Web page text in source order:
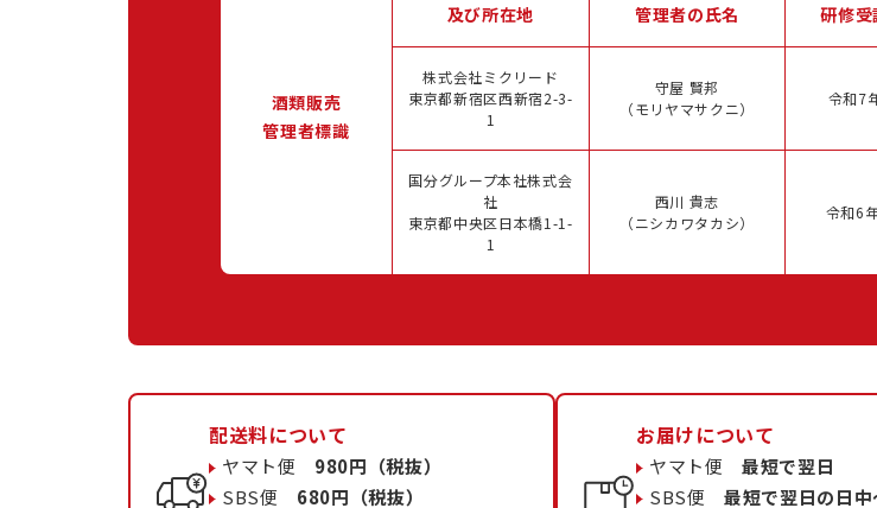
酒類販売
管理者標識
及び所在地
管理者の氏名
研修受
株式会社ミクリード
東京都新宿区西新宿2-3-
1
守屋 賢邦
（モリヤマサクニ）
令和7
国分グループ本社株式会
社
東京都中央区日本橋1-1-
1
西川 貴志
（ニシカワタカシ）
令和6
配送料について
ヤマト便 980円（税抜）
SBS便 680円（税抜）
お届けについて
ヤマト便最短で翌日
SBS便最短で翌日の日